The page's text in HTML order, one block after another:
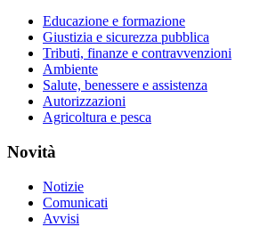
Educazione e formazione
Giustizia e sicurezza pubblica
Tributi, finanze e contravvenzioni
Ambiente
Salute, benessere e assistenza
Autorizzazioni
Agricoltura e pesca
Novità
Notizie
Comunicati
Avvisi